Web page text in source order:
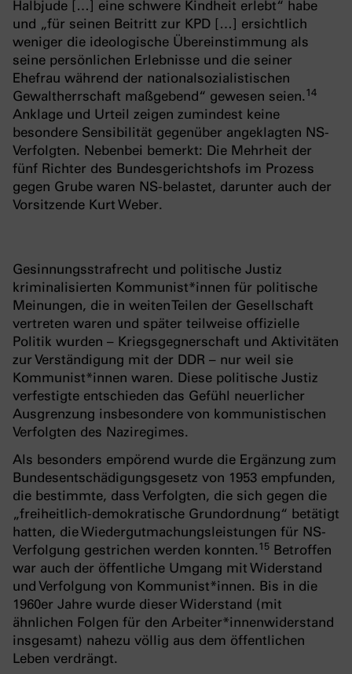
Halbjude […] eine schwere Kindheit erlebt“ habe
und „für seinen Beitritt zur KPD […] ersichtlich
weniger die ideologische Übereinstimmung als
seine persönlichen Erlebnisse und die seiner
Ehefrau während der nationalsozialistischen
Gewaltherrschaft maßgebend“ gewesen seien. 14
Anklage und Urteil zeigen zumindest keine
besondere Sensibilität gegenüber angeklagten NS-
Verfolgten. Nebenbei bemerkt: Die Mehrheit der
fünf Richter des Bundesgerichtshofs im Prozess
gegen Grube waren NS-belastet, darunter auch der
Vorsitzende Kurt Weber.
Gesinnungsstrafrecht und politische Justiz
kriminalisierten Kommunist*innen für politische
Meinungen, die in weiten Teilen der Gesellschaft
vertreten waren und später teilweise offizielle
Politik wurden – Kriegsgegnerschaft und Aktivitäten
zur Verständigung mit der DDR – nur weil sie
Kommunist*innen waren. Diese politische Justiz
verfestigte entschieden das Gefühl neuerlicher
Ausgrenzung insbesondere von kommunistischen
Verfolgten des Naziregimes.
Als besonders empörend wurde die Ergänzung zum
Bundesentschädigungsgesetz von 1953 empfunden,
die bestimmte, dass Verfolgten, die sich gegen die
„freiheitlich-demokratische Grundordnung“ betätigt
hatten, die Wiedergutmachungsleistungen für NS-
Verfolgung gestrichen werden konnten. 1 5 Betroffen
war auch der öffentliche Umgang mit Widerstand
und Verfolgung von Kommunist*innen. Bis in die
1960er Jahre wurde dieser Widerstand (mit
ähnlichen Folgen für den Arbeiter*innenwiderstand
insgesamt) nahezu völlig aus dem öffentlichen
Leben verdrängt.